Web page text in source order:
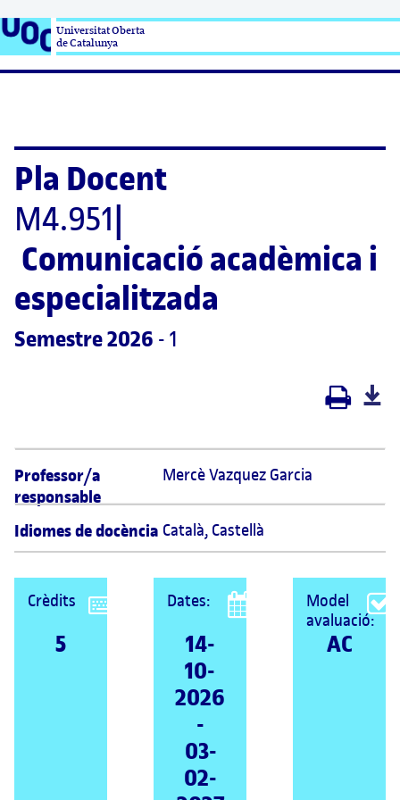
Universitat Oberta
de Catalunya
Pla Docent
M4.951
Comunicació acadèmica i
especialitzada
Semestre 2026 - 1
Professor/a
responsable
Mercè Vazquez Garcia
Idiomes de docència Català, Castellà
Crèdits
5
Dates:
14-
10-
2026
-
03-
02-
Model
avaluació:
AC